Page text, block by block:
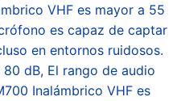
VHF es mayor a 55
es capaz de captar
en entornos ruidosos.
dB, El rango de audio
Inalámbrico VHF es